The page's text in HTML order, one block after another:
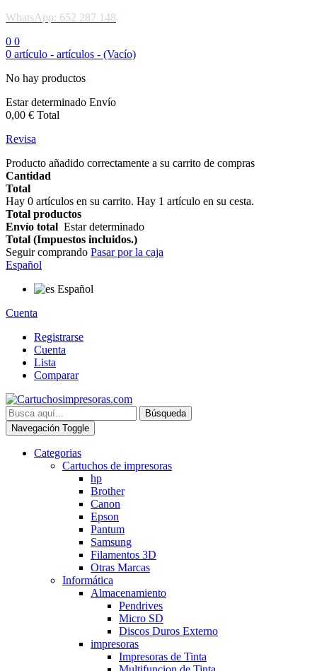
WhatsApp: 652 287 148
0 0
0 artículo - artículos - (Vacío)
No hay productos
Estar determinado Envío
0,00 € Total
Revisa
Producto añadido correctamente a su carrito de compras
Cantidad
Total
Hay 0 artículos en su carrito. Hay 1 artículo en su cesta.
Total productos
Envío total Estar determinado
Total (Impuestos incluidos.)
Seguir comprando Pasar por la caja
Español
Español
Cuenta
Registrarse
Cuenta
Lista
Comparar
Búsqueda
Navegación Toggle
Categorias
Cartuchos de impresoras
hp
Brother
Canon
Epson
Pantum
Samsung
Filamentos 3D
Otras Marcas
Informática
Almacenamiento
Pendrives
Micro SD
Discos Duros Externo
impresoras
Impresoras de Tinta